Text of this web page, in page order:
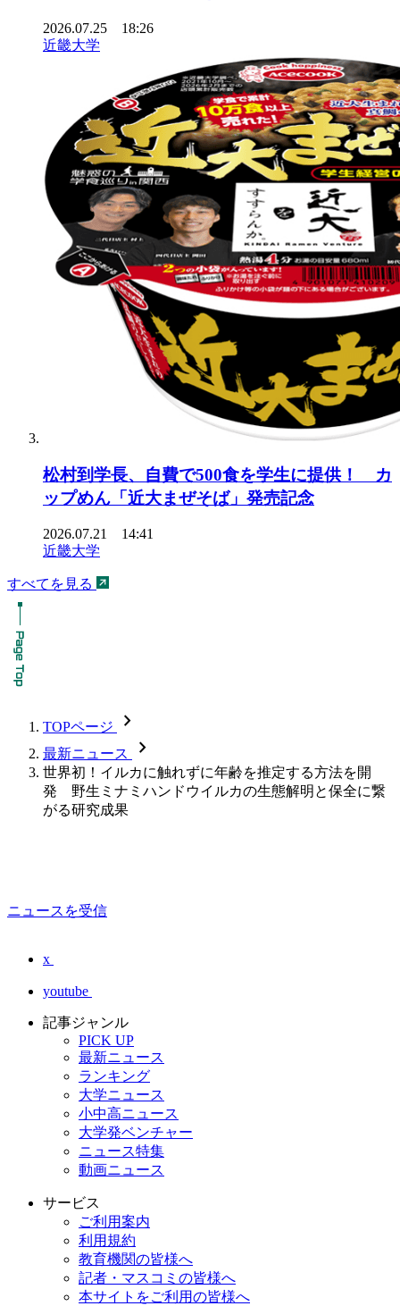
2026.07.25 18:26
近畿大学
松村到学長、自費で500食を学生に提供！ カ
ップめん「近大まぜそば」発売記念
2026.07.21 14:41
近畿大学
すべてを見る
TOPページ chevron_forward
最新ニュース chevron_forward
世界初！イルカに触れずに年齢を推定する方法を開
発 野生ミナミハンドウイルカの生態解明と保全に繋
がる研究成果
ニュースを受信
x
youtube
記事ジャンル
PICK UP
最新ニュース
ランキング
大学ニュース
小中高ニュース
大学発ベンチャー
ニュース特集
動画ニュース
サービス
ご利用案内
利用規約
教育機関の皆様へ
記者・マスコミの皆様へ
本サイトをご利用の皆様へ